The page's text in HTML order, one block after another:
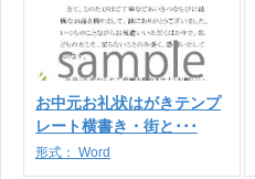
お中元お礼状はがきテンプ
レート横書き・街と･･･
形式： Word